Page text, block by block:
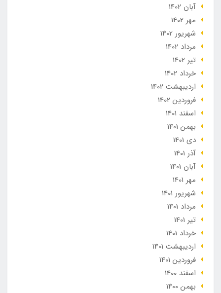
آبان 1402
مهر 1402
شهریور 1402
مرداد 1402
تير 1402
خرداد 1402
ارديبهشت 1402
فروردین 1402
اسفند 1401
بهمن 1401
دی 1401
آذر 1401
آبان 1401
مهر 1401
شهریور 1401
مرداد 1401
تير 1401
خرداد 1401
ارديبهشت 1401
فروردین 1401
اسفند 1400
بهمن 1400